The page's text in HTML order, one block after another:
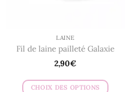
LAINE
Fil de laine pailleté Galaxie
2,90€
CHOIX DES OPTIONS